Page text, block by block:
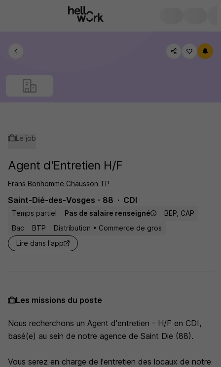
Le job
Agent d'Entretien H/F
Frans Bonhomme Chausson TP
Saint-Dié-des-Vosges - 88 CDI
Temps partiel Pas de salaire renseigné
BEP, CAP
Bac
BTP
Distribution • Commerce de gros
Lire dans l'app
Les missions du poste
Nous recherchons un Agent d'entretien - H/F en CDI,
basé(e) au sein de notre agence de Saint Die (88).
Vous serez en charge de l'entretien des locaux de notre